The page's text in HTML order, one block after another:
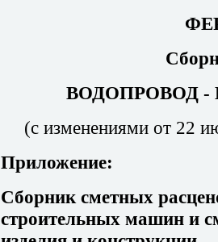
ВОДОПРОВОД
(с изменениями от 22
Приложение:
Сборник сметных
строительных машин и